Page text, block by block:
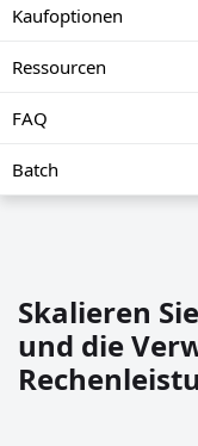
Kaufoptionen
Ressourcen
FAQ
Batch
Skalieren
und die